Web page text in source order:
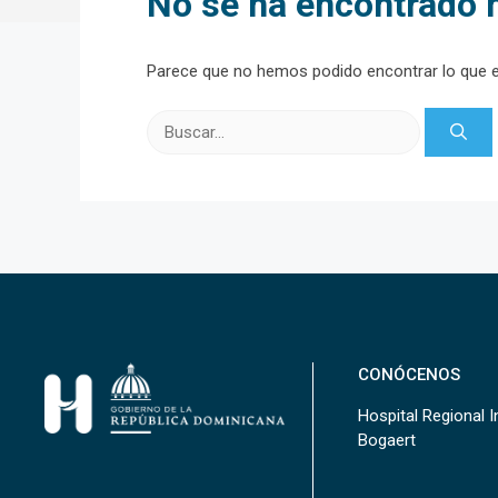
Parece que no hemos podido encontrar lo que
CONÓCENOS
Hospital Regional
Bogaert